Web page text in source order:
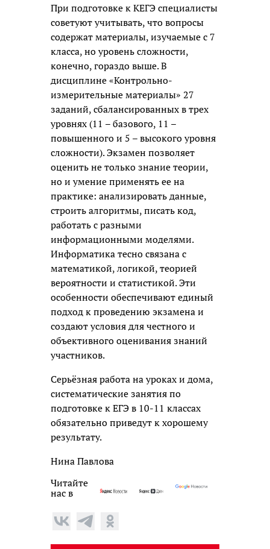
При подготовке к КЕГЭ специалисты
советуют учитывать, что вопросы
содержат материалы, изучаемые с 7
класса, но уровень сложности,
конечно, гораздо выше. В
дисциплине «Контрольно-
измерительные материалы» 27
заданий, сбалансированных в трех
уровнях (11 – базового, 11 –
повышенного и 5 – высокого уровня
сложности). Экзамен позволяет
оценить не только знание теории,
но и умение применять ее на
практике: анализировать данные,
строить алгоритмы, писать код,
работать с разными
информационными моделями.
Информатика тесно связана с
математикой, логикой, теорией
вероятности и статистикой. Эти
особенности обеспечивают единый
подход к проведению экзамена и
создают условия для честного и
объективного оценивания знаний
участников.
Серьёзная работа на уроках и дома,
систематические занятия по
подготовке к ЕГЭ в 10-11 классах
обязательно приведут к хорошему
результату.
Нина Павлова
Читайте
нас в